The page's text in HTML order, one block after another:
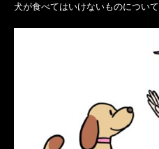
犬が食べてはいけないものについて